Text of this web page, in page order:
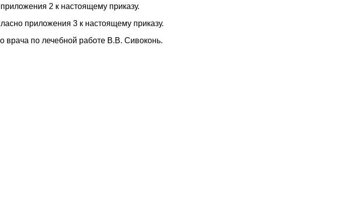
2 к настоящему приказу.
приложения 3 к настоящему приказу.
врача по лечебной работе В.В. Сивоконь.